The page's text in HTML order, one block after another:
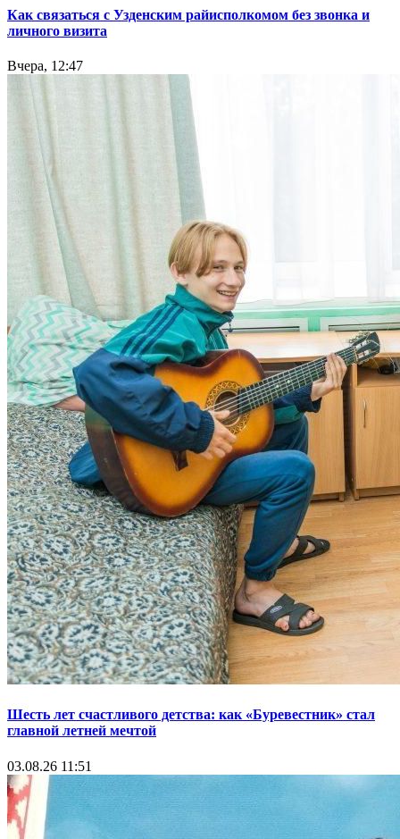
Как связаться с Узденским райисполкомом без звонка и
личного визита
Вчера, 12:47
Шесть лет счастливого детства: как «Буревестник» стал
главной летней мечтой
03.08.26 11:51